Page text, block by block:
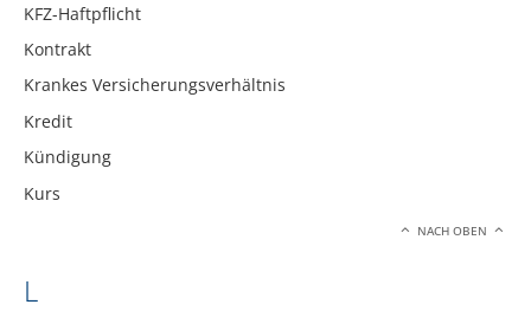
KFZ-Haftpflicht
Kontrakt
Krankes Versicherungsverhältnis
Kredit
Kündigung
Kurs
NACH OBEN
L